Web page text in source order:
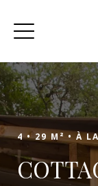
4 •29 M² • À